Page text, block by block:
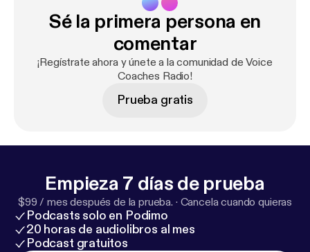
Sé la primera persona en
comentar
¡Regístrate ahora y únete a la comunidad de Voice
Coaches Radio!
Prueba gratis
Empieza 7 días de prueba
$99 / mes después de la prueba. · Cancela cuando quieras
Podcasts solo en Podimo
20 horas de audiolibros al mes
Podcast gratuitos